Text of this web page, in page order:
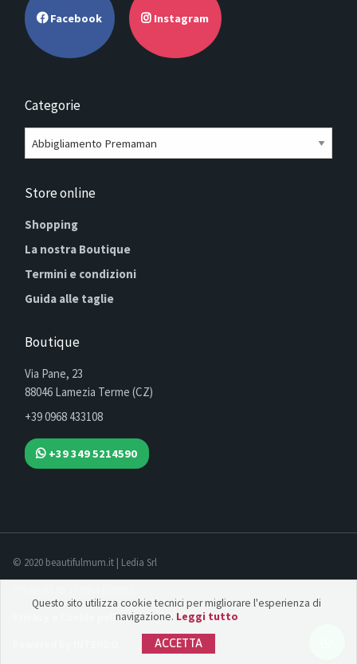
Facebook Instagram
Categorie
Store online
Shopping
La nostra Boutique
Termini e condizioni
Guida alle taglie
Boutique
Via Pane, 23
88046 Lamezia Terme (CZ)
+39 0968 433108
+39 349 5214590
© 2020 beautifulmum.it | Ledia Srl
Privacy e Cookie policy
Questo sito utilizza cookie tecnici per migliorare l'esperienza di
navigazione. Leggi tutto
ACCETTA